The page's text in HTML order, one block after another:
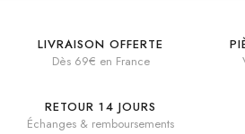
LIVRAISON OFFERTE
Dès 69€ en France
RETOUR 14 JOURS
Échanges & remboursements